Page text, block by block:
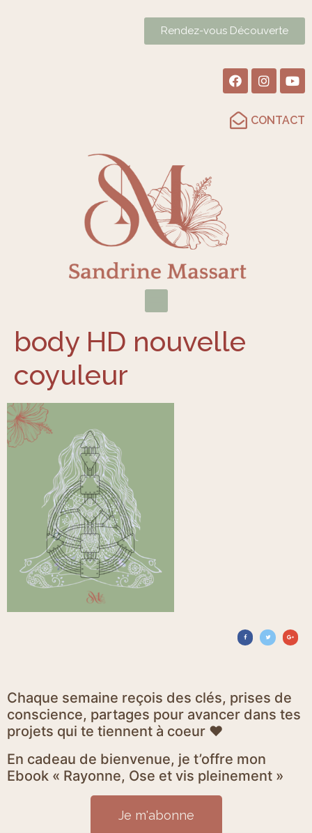
Rendez-vous Découverte
CONTACT
body HD nouvelle
coyuleur
Chaque semaine reçois des clés, prises de
conscience, partages pour avancer dans tes
projets qui te tiennent à coeur ♥
En cadeau de bienvenue, je t’offre mon
Ebook « Rayonne, Ose et vis pleinement »
Je m'abonne